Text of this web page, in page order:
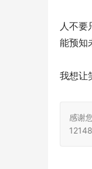
人不要
能预知
我想让
感谢